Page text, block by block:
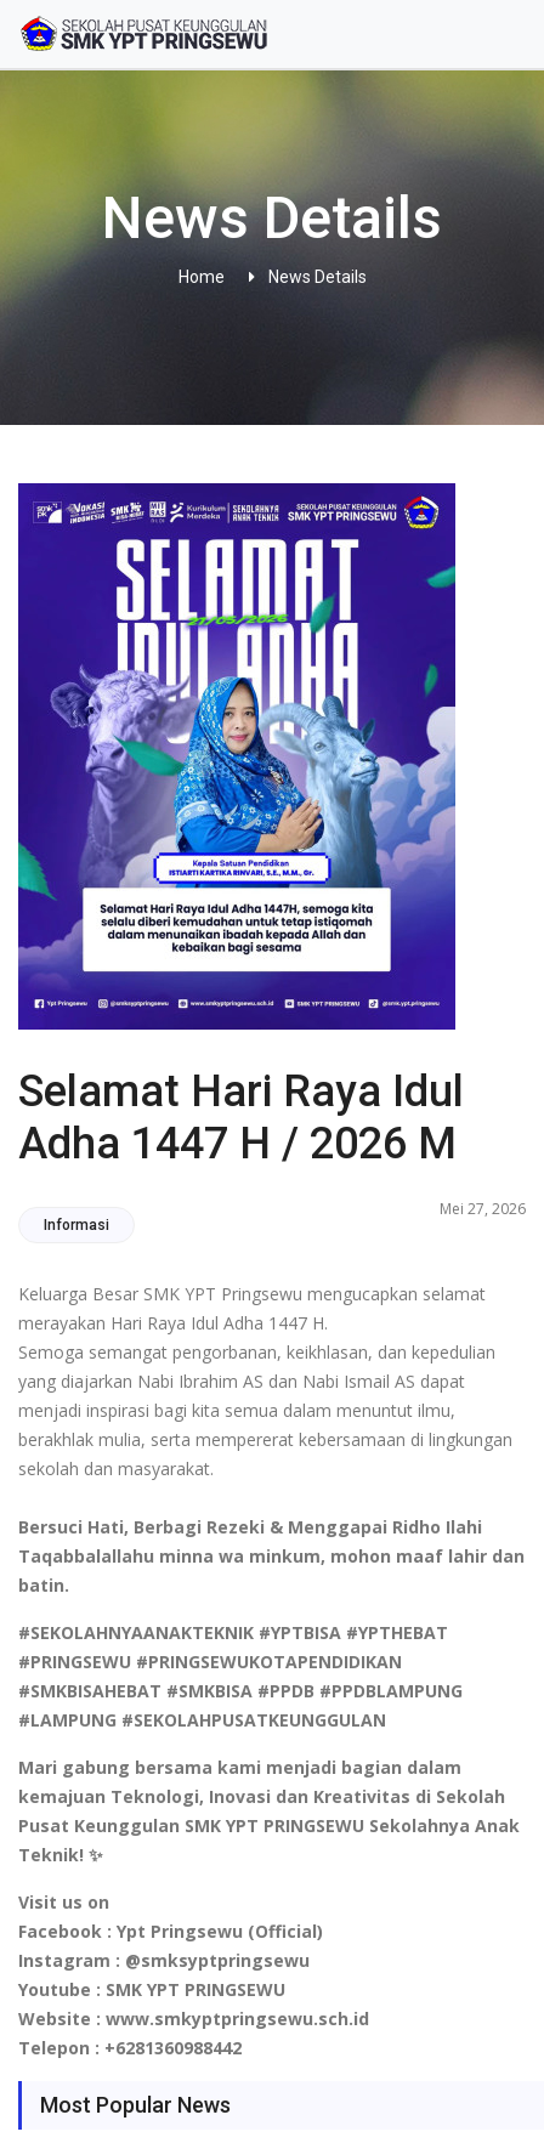
News Details
Home News Details
Selamat Hari Raya Idul
Adha 1447 H / 2026 M
Informasi
Mei 27, 2026
Keluarga Besar SMK YPT Pringsewu mengucapkan selamat
merayakan Hari Raya Idul Adha 1447 H.
Semoga semangat pengorbanan, keikhlasan, dan kepedulian
yang diajarkan Nabi Ibrahim AS dan Nabi Ismail AS dapat
menjadi inspirasi bagi kita semua dalam menuntut ilmu,
berakhlak mulia, serta mempererat kebersamaan di lingkungan
sekolah dan masyarakat.
Bersuci Hati, Berbagi Rezeki & Menggapai Ridho Ilahi
Taqabbalallahu minna wa minkum, mohon maaf lahir dan
batin.
#SEKOLAHNYAANAKTEKNIK #YPTBISA #YPTHEBAT
#PRINGSEWU #PRINGSEWUKOTAPENDIDIKAN
#SMKBISAHEBAT #SMKBISA #PPDB #PPDBLAMPUNG
#LAMPUNG #SEKOLAHPUSATKEUNGGULAN
Mari gabung bersama kami menjadi bagian dalam
kemajuan Teknologi, Inovasi dan Kreativitas di Sekolah
Pusat Keunggulan SMK YPT PRINGSEWU Sekolahnya Anak
Teknik! ✨
Visit us on
Facebook : Ypt Pringsewu (Official)
Instagram : @smksyptpringsewu
Youtube : SMK YPT PRINGSEWU
Website : www.smkyptpringsewu.sch.id
Telepon : +6281360988442
Most Popular News